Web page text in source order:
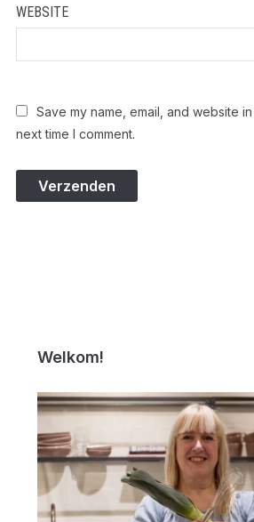
WEBSITE
Save my name, email, and website
next time I comment.
Welkom!